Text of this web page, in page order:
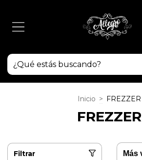
Inicio > FREZZER
FREZZER
Filtrar